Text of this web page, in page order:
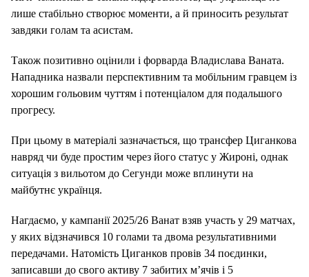
лише стабільно створює моменти, а й приносить результат
завдяки голам та асистам.
Також позитивно оцінили і форварда Владислава Ваната.
Нападника назвали перспективним та мобільним гравцем із
хорошим гольовим чуттям і потенціалом для подальшого
прогресу.
При цьому в матеріалі зазначається, що трансфер Циганкова
навряд чи буде простим через його статус у Жироні, однак
ситуація з вильотом до Сегунди може вплинути на
майбутнє українця.
Нагдаємо, у кампанії 2025/26 Ванат взяв участь у 29 матчах,
у яких відзначився 10 голами та двома результативними
передачами. Натомість Циганков провів 34 поєдинки,
записавши до свого активу 7 забитих м’ячів і 5